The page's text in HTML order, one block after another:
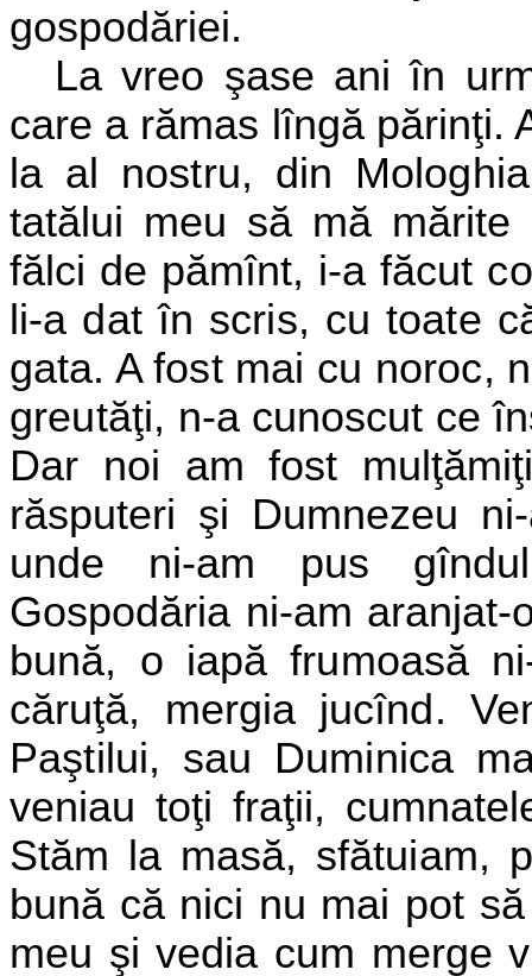
gospodăriei.
La vreo şase ani în
care a rămas lîngă părinţi.
la al nostru, din
tatălui meu să mă mărite
fălci de pămînt, i-a făcut
li-a dat în scris, cu toate
gata. A fost mai cu noroc,
greutăţi, n-a cunoscut ce
Dar noi am fost
răsputeri şi Dumnezeu
unde ni-am pus
Gospodăria ni-am
bună, o iapă frumoasă
căruţă, mergia jucînd.
Paştilui, sau Duminica
veniau toţi fraţii,
Stăm la masă, sfătuiam,
bună că nici nu mai pot
meu şi vedia cum merge